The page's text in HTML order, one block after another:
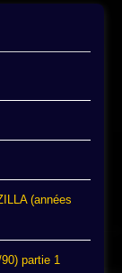
(années
partie 1